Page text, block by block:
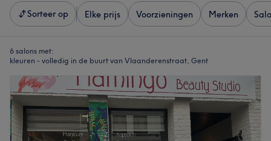
Sorteer op Elke prijs Voorzieningen Merken
6 salons met:
kleuren - volledig in de buurt van Vlaanderenstraat, Gent